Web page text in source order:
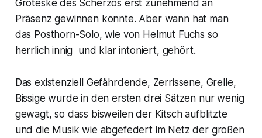
Groteske des Scherzos erst zunehmend an
Präsenz gewinnen konnte. Aber wann hat man
das Posthorn-Solo, wie von Helmut Fuchs so
herrlich innig und klar intoniert, gehört.
Das existenziell Gefährdende, Zerrissene, Grelle,
Bissige wurde in den ersten drei Sätzen nur wenig
gewagt, so dass bisweilen der Kitsch aufblitzte
und die Musik wie abgefedert im Netz der großen